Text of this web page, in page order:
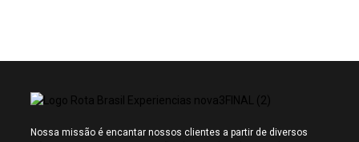
Nossa missão é encantar nossos clientes a partir de diversos